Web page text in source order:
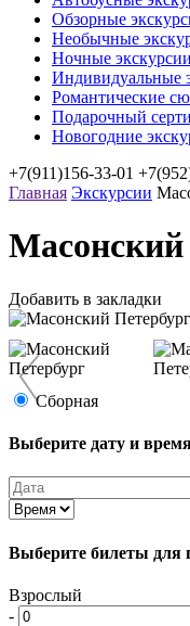
Обзорные
Необычные
Ночные экскурсии
Индивидуальные
Романтические
Подарочный
Новогодние
+7(911)156-33-01
Главная Экскурсии
Масонский
Добавить в закладки
Сборная
Выберите дату и
Выберите билеты для
Взрослый
-